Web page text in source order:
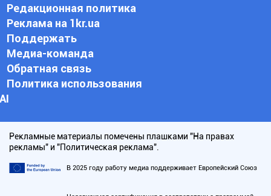
Редакционная политика
Реклама на 1kr.ua
Поддержать
Медиа-команда
Обратная связь
Политика использования
АI
Рекламные материалы помечены плашками "На правах
рекламы" и "Политическая реклама".
В 2025 году работу медиа поддерживает Европейский Союз